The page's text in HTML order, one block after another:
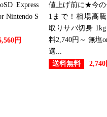
Express
Nintendo S
円
値上げ前に★今の
1まで！相場高
取りサバ切身
料2,740円～ 無塩
選...
送料無料
2,740